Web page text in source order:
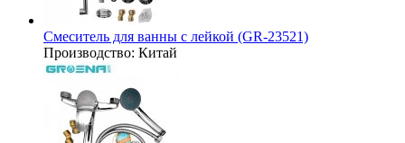
Смеситель для ванны с лейкой (GR-23521)
Производство: Китай